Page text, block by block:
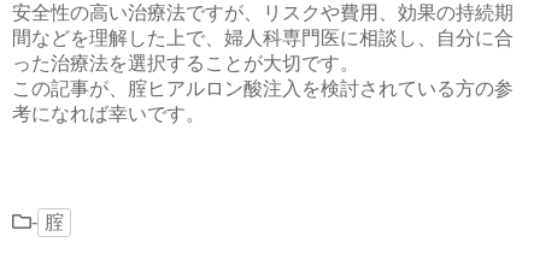
安全性の高い治療法ですが、リスクや費用、効果の持続期
間などを理解した上で、婦人科専門医に相談し、自分に合
った治療法を選択することが大切です。
この記事が、腟ヒアルロン酸注入を検討されている方の参
考になれば幸いです。
- 腟